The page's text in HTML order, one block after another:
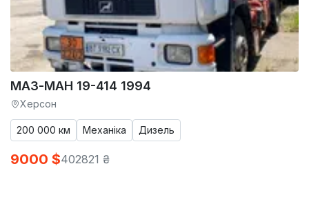
МАЗ-МАН 19-414 1994
Херсон
200 000 км Механіка Дизель
9000 $402821 ₴